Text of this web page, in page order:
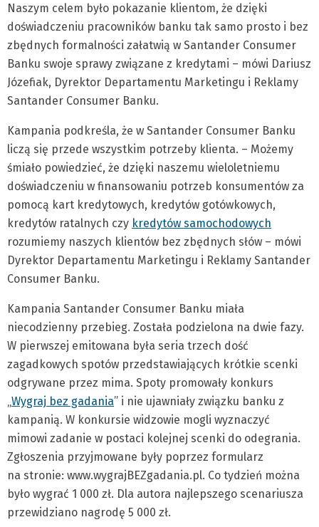
Naszym celem było pokazanie klientom, że dzięki
doświadczeniu pracowników banku tak samo prosto i bez
zbędnych formalności załatwią w Santander Consumer
Banku swoje sprawy związane z kredytami – mówi Dariusz
Józefiak, Dyrektor Departamentu Marketingu i Reklamy
Santander Consumer Banku.
Kampania podkreśla, że w Santander Consumer Banku
liczą się przede wszystkim potrzeby klienta. – Możemy
śmiało powiedzieć, że dzięki naszemu wieloletniemu
doświadczeniu w finansowaniu potrzeb konsumentów za
pomocą kart kredytowych, kredytów gotówkowych,
kredytów ratalnych czy kredytów samochodowych
rozumiemy naszych klientów bez zbędnych słów – mówi
Dyrektor Departamentu Marketingu i Reklamy Santander
Consumer Banku.
Kampania Santander Consumer Banku miała
niecodzienny przebieg. Została podzielona na dwie fazy.
W pierwszej emitowana była seria trzech dość
zagadkowych spotów przedstawiających krótkie scenki
odgrywane przez mima. Spoty promowały konkurs
Wygraj bez gadania” i nie ujawniały związku banku z
kampanią. W konkursie widzowie mogli wyznaczyć
mimowi zadanie w postaci kolejnej scenki do odegrania.
Zgłoszenia przyjmowane były poprzez formularz
na stronie: www.wygrajBEZgadania.pl. Co tydzień można
było wygrać 1 000 zł. Dla autora najlepszego scenariusza
przewidziano nagrodę 5 000 zł.